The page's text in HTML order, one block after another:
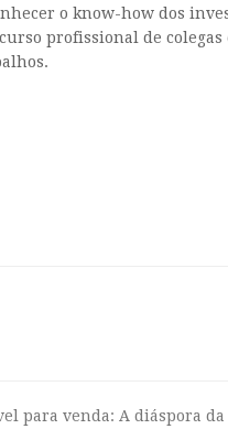
o know-how dos
profissional de colegas
para venda: A diáspora da